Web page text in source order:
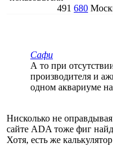
491 680
Сафи
А то при
производителя и
одном аквариуме
Нисколько не
сайте ADA тоже фиг
Хотя, есть же